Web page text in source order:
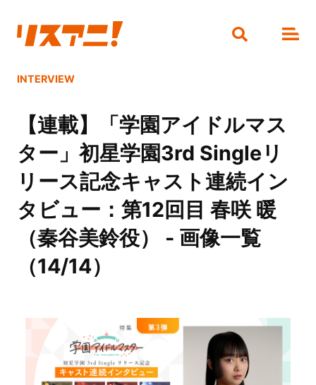
INTERVIEW
【連載】「学園アイドルマス
ター」初星学園3rd Singleリ
リース記念キャスト連続イン
タビュー：第12回目 春咲 暖
（秦谷美鈴役） - 画像一覧
（14/14）